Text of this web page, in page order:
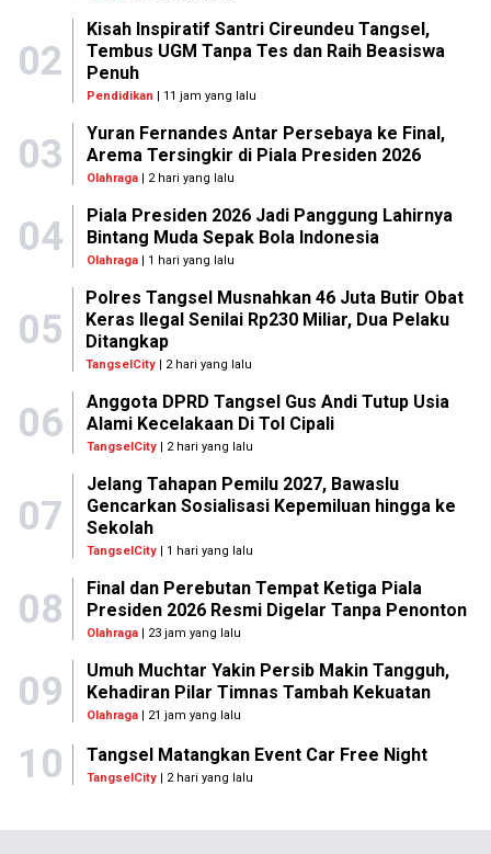
02
Kisah Inspiratif Santri Cireundeu Tangsel,
Tembus UGM Tanpa Tes dan Raih Beasiswa
Penuh
Pendidikan | 11 jam yang lalu
03
Yuran Fernandes Antar Persebaya ke Final,
Arema Tersingkir di Piala Presiden 2026
Olahraga| 2 hari yang lalu
04
Piala Presiden 2026 Jadi Panggung Lahirnya
Bintang Muda Sepak Bola Indonesia
Olahraga| 1 hari yang lalu
05
Polres Tangsel Musnahkan 46 Juta Butir Obat
Keras Ilegal Senilai Rp230 Miliar, Dua Pelaku
Ditangkap
TangselCity | 2 hari yang lalu
06
Anggota DPRD Tangsel Gus Andi Tutup Usia
Alami Kecelakaan Di Tol Cipali
TangselCity| 2 hari yang lalu
07
Jelang Tahapan Pemilu 2027, Bawaslu
Gencarkan Sosialisasi Kepemiluan hingga ke
Sekolah
TangselCity| 1 hari yang lalu
08
Final dan Perebutan Tempat Ketiga Piala
Presiden 2026 Resmi Digelar Tanpa Penonton
Olahraga| 23 jam yang lalu
09
Umuh Muchtar Yakin Persib Makin Tangguh,
Kehadiran Pilar Timnas Tambah Kekuatan
Olahraga| 21 jam yang lalu
10 Tangsel Matangkan Event Car Free Night
TangselCity | 2 hari yang lalu